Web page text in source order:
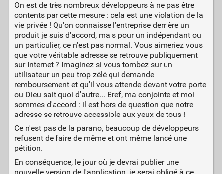
On est de très nombreux développeurs à ne pas être
contents par cette mesure : cela est une violation de la
vie privée ! Qu'on connaisse l'entreprise derrière un
produit je suis d'accord, mais pour un indépendant ou
un particulier, ce n'est pas normal. Vous aimeriez vous
que votre véritable adresse se retrouve publiquement
sur Internet ? Imaginez si vous tombez sur un
utilisateur un peu trop zélé qui demande
remboursement et qu'il vous attende devant votre porte
ou Dieu sait quoi d'autre... Bref, ma conjointe et moi
sommes d'accord : il est hors de question que notre
adresse se retrouve accessible aux yeux de tous !
Ce n'est pas de la parano, beaucoup de développeurs
refusent de faire de même et ont même lancé une
pétition.
En conséquence, le jour où je devrai publier une
nouvelle version de l'application, je serai obligé à ce